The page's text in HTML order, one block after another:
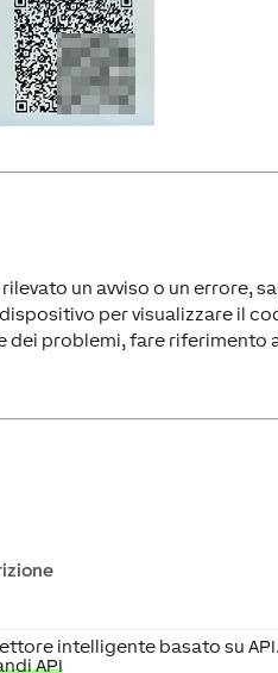
un avviso o un errore,
per visualizzare il
problemi, fare riferimento
intelligente basato su API.
API